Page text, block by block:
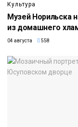
Культура
Музей Норильска
из домашнего
04 августа 558